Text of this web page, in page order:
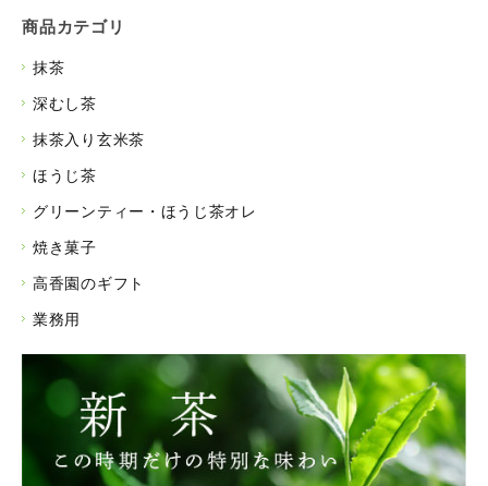
商品カテゴリ
抹茶
深むし茶
抹茶入り玄米茶
ほうじ茶
グリーンティー・ほうじ茶オレ
焼き菓子
高香園のギフト
業務用